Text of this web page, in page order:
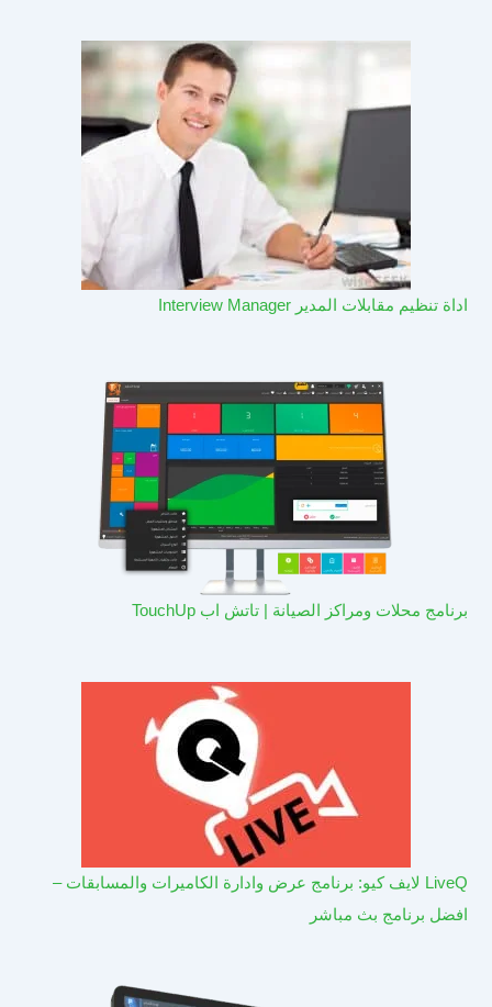
اداة تنظيم مقابلات المدير Interview Manager
برنامج محلات ومراكز الصيانة | تاتش اب TouchUp
LiveQ لايف كيو: برنامج عرض وادارة الكاميرات والمسابقات –
افضل برنامج بث مباشر